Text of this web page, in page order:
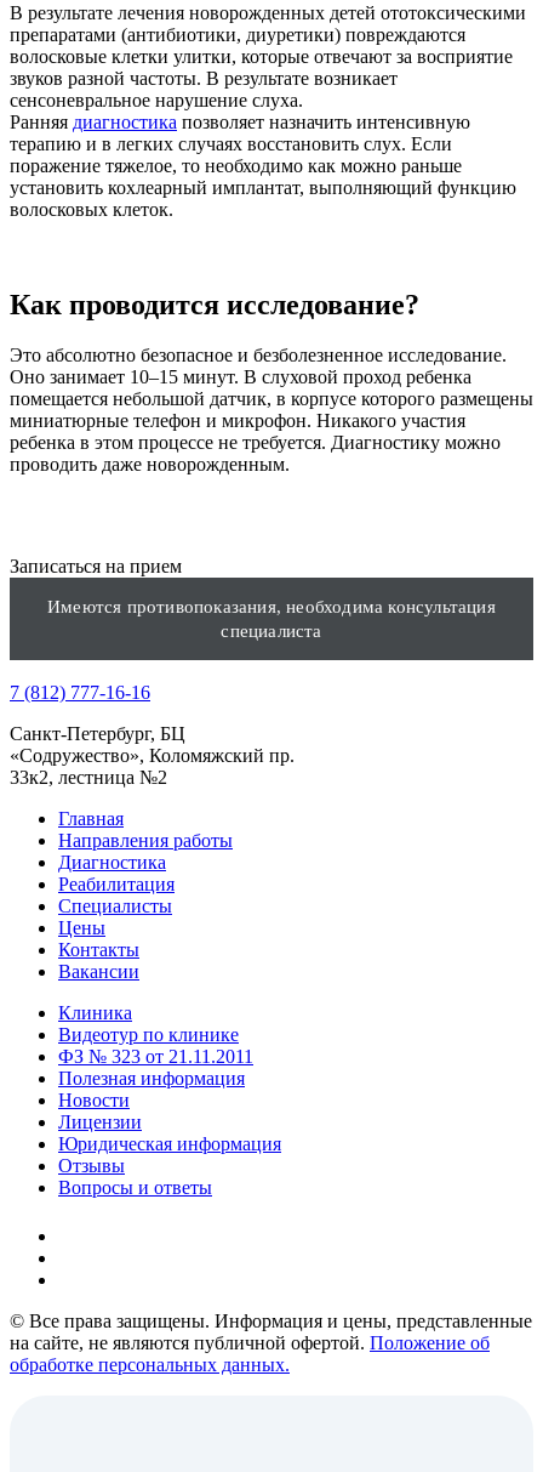
В результате лечения новорожденных детей ототоксическими
препаратами (антибиотики, диуретики) повреждаются
волосковые клетки улитки, которые отвечают за восприятие
звуков разной частоты. В результате возникает
сенсоневральное нарушение слуха.
Ранняя диагностика позволяет назначить интенсивную
терапию и в легких случаях восстановить слух. Если
поражение тяжелое, то необходимо как можно раньше
установить кохлеарный имплантат, выполняющий функцию
волосковых клеток.
Как проводится исследование?
Это абсолютно безопасное и безболезненное исследование.
Оно занимает 10–15 минут. В слуховой проход ребенка
помещается небольшой датчик, в корпусе которого размещены
миниатюрные телефон и микрофон. Никакого участия
ребенка в этом процессе не требуется. Диагностику можно
проводить даже новорожденным.
Записаться на прием
Имеются противопоказания, необходима консультация
специалиста
7 (812) 777-16-16
Санкт-Петербург, БЦ
«Содружество», Колoмяжский пр.
33к2, лестница №2
Главная
Направления работы
Диагностика
Реабилитация
Специалисты
Цены
Контакты
Вакансии
Клиника
Видеотур по клинике
ФЗ № 323 от 21.11.2011
Полезная информация
Новости
Лицензии
Юридическая информация
Отзывы
Вопросы и ответы
© Все права защищены. Информация и цены, представленные
на сайте, не являются публичной офертой. Положение об
обработке персональных данных.